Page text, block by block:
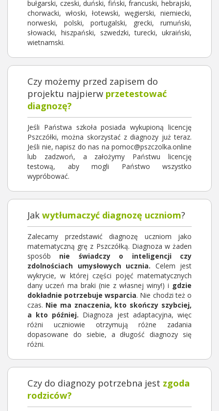
bułgarski, czeski, duński, fiński, francuski, hebrajski,
chorwacki, włoski, łotewski, węgierski, niemiecki,
norweski, polski, portugalski, grecki, rumuński,
słowacki, hiszpański, szwedzki, turecki, ukraiński,
wietnamski.
Czy możemy przed zapisem do
projektu najpierw przetestować
diagnozę?
Jeśli Państwa szkoła posiada wykupioną licencję
Pszczółki, można skorzystać z diagnozy już teraz.
Jeśli nie, napisz do nas na pomoc@pszczolka.online
lub zadzwoń, a założymy Państwu licencję
testową, aby mogli Państwo wszystko
wypróbować.
Jak wytłumaczyć diagnozę uczniom?
Zalecamy przedstawić diagnozę uczniom jako
matematyczną grę z Pszczółką. Diagnoza w żaden
sposób nie świadczy o inteligencji czy
zdolnościach umysłowych ucznia. Celem jest
wykrycie, w której części pojęć matematycznych
dany uczeń ma braki (nie z własnej winy!) i gdzie
dokładnie potrzebuje wsparcia. Nie chodzi też o
czas. Nie ma znaczenia, kto skończy szybciej,
a kto później. Diagnoza jest adaptacyjna, więc
różni uczniowie otrzymują różne zadania
dopasowane do siebie, a długość diagnozy się
różni.
Czy do diagnozy potrzebna jest zgoda
rodziców?